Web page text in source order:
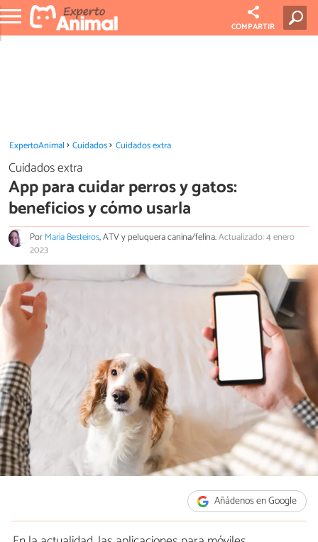
COMPARTIR
ExpertoAnimal Cuidados Cuidados extra
Cuidados extra
App para cuidar perros y gatos:
beneficios y cómo usarla
PorMaría Besteiros, ATV y peluquera canina/felina.Actualizado: 4 enero
2023
Añádenos en Google